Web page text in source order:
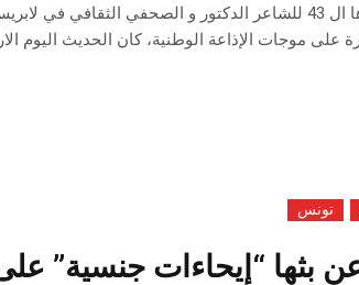
في فقرة “مرة هكة و مرة هكة” في عددها ال 43 للشاعر الدكتور و
على موجات الإذاعة الوطنية، كان الحديث اليوم
تونس
بثها “إيحاءات جنسية”